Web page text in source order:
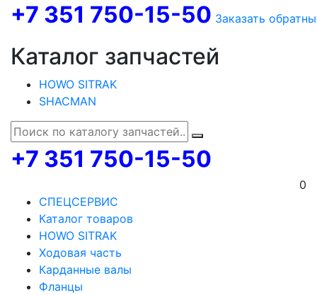
+7 351 750-15-50 Заказать
Каталог запчастей
HOWO SITRAK
SHACMAN
+7 351 750-15-50
0
СПЕЦСЕРВИС
Каталог товаров
HOWO SITRAK
Ходовая часть
Карданные валы
Фланцы